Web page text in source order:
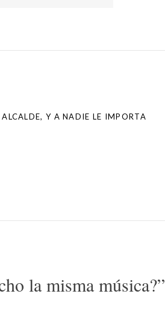
ALCALDE, Y A NADIE LE IMPORTA
la misma música?”